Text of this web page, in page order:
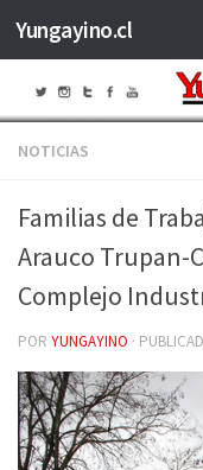
Saltar al contenido
Yungayino.cl
NOTICIAS
Familias de
Arauco Trupan-
Complejo
POR YUNGAYINO ·